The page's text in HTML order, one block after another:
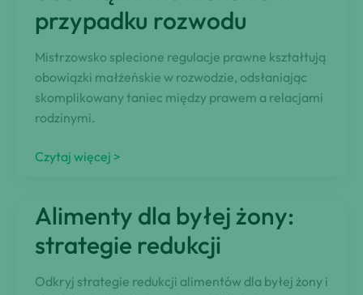
przypadku rozwodu
Mistrzowsko splecione regulacje prawne kształtują
obowiązki małżeńskie w rozwodzie, odsłaniając
skomplikowany taniec między prawem a relacjami
rodzinymi.
Przepisy
obowiązki
małżeńskie
w
przypadku
Czytaj więcej >
Alimenty dla byłej żony:
strategie redukcji
Odkryj strategie redukcji alimentów dla byłej żony i